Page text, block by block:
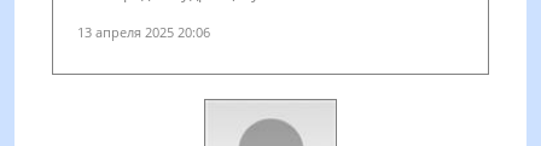
13 апреля 2025 20:06